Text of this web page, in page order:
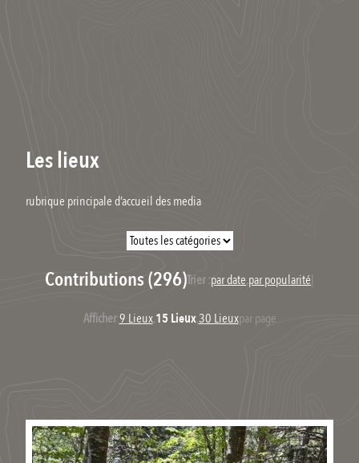
Les lieux
rubrique principale d’accueil des media
Contributions (296)Trier :par date,par popularité|
Afficher:9 Lieux,15 Lieux,30 Lieuxpar page